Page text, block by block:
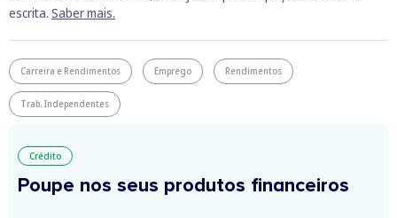
escrita. Saber mais.
Carreira e Rendimentos Emprego Rendimentos
Trab. Independentes
Crédito
Poupe nos seus produtos financeiros